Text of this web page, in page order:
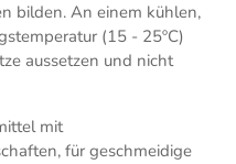
bilden. An einem kühlen,
(15 - 25ºC)
aussetzen und nicht
mit
für geschmeidige